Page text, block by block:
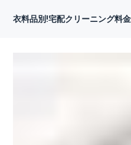
衣料品別!宅配クリーニング料